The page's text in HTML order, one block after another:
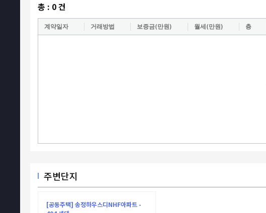
총 : 0건
계약일자 거래방법 보증금(만원) 월세(만원) 층
주변단지
[공동주택] 송정하우스디NHF아파트 -